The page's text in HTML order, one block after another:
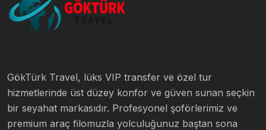
GökTürk Travel, lüks VIP transfer ve özel tur
hizmetlerinde üst düzey konfor ve güven sunan seçkin
bir seyahat markasıdır. Profesyonel şoförlerimiz ve
premium araç filomuzla yolculuğunuz baştan sona